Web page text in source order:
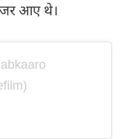
आए थे।